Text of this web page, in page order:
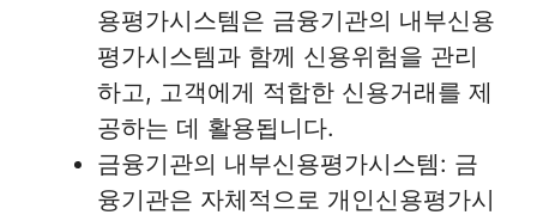
용평가시스템은 금융기관의 내부신용
평가시스템과 함께 신용위험을 관리
하고, 고객에게 적합한 신용거래를 제
공하는 데 활용됩니다.
금융기관의 내부신용평가시스템: 금
융기관은 자체적으로 개인신용평가시